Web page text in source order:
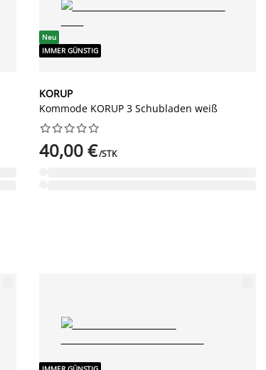
Neu
IMMER GÜNSTIG
KORUP
Kommode KORUP 3 Schubladen weiß






40,00 €/STK